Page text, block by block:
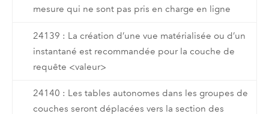
mesure qui ne sont pas pris en charge en ligne
24139 : La création d’une vue matérialisée ou d’un
instantané est recommandée pour la couche de
requête <valeur>
24140 : Les tables autonomes dans les groupes de
couches seront déplacées vers la section des